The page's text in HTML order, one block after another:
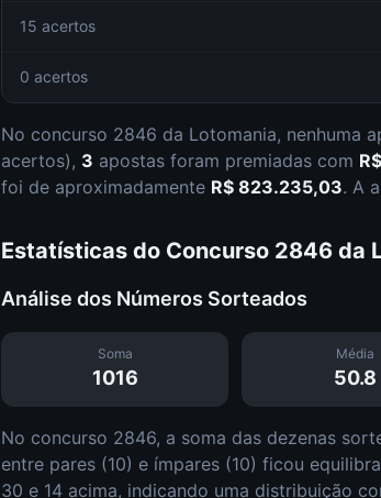
15 acertos
0 acertos
No concurso 2846 da Lotomania, nenhuma
acertos), 3 apostas foram premiadas com
foi de aproximadamente R$ 823.235,03. A
Estatísticas do Concurso 2846 da
Análise dos Números Sorteados
Soma
1016
Média
50.8
No concurso 2846, a soma das dezenas
entre pares (10) e ímpares (10) ficou
30 e 14 acima, indicando uma distribuição